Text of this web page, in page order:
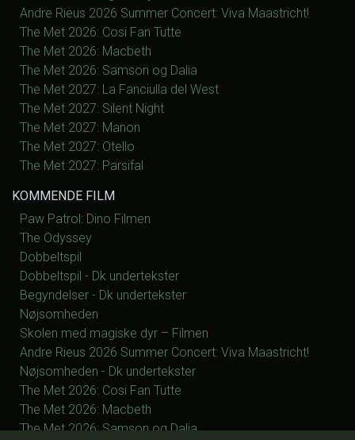
Andre Rieus 2026 Summer Concert: Viva Maastricht!
The Met 2026: Cosi Fan Tutte
The Met 2026: Macbeth
The Met 2026: Samson og Dalia
The Met 2027: La Fanciulla del West
The Met 2027: Silent Night
The Met 2027: Manon
The Met 2027: Otello
The Met 2027: Parsifal
KOMMENDE FILM
Paw Patrol: Dino Filmen
The Odyssey
Dobbeltspil
Dobbeltspil - Dk undertekster
Begyndelser - Dk undertekster
Nøjsomheden
Skolen med magiske dyr – Filmen
Andre Rieus 2026 Summer Concert: Viva Maastricht!
Nøjsomheden - Dk undertekster
The Met 2026: Cosi Fan Tutte
The Met 2026: Macbeth
The Met 2026: Samson og Dalia